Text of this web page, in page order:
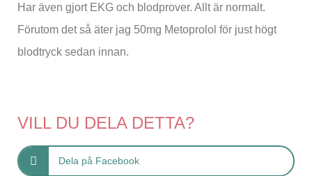
Har även gjort EKG och blodprover. Allt är normalt.
Förutom det så äter jag 50mg Metoprolol för just högt
blodtryck sedan innan.
VILL DU DELA DETTA?
Dela på Facebook